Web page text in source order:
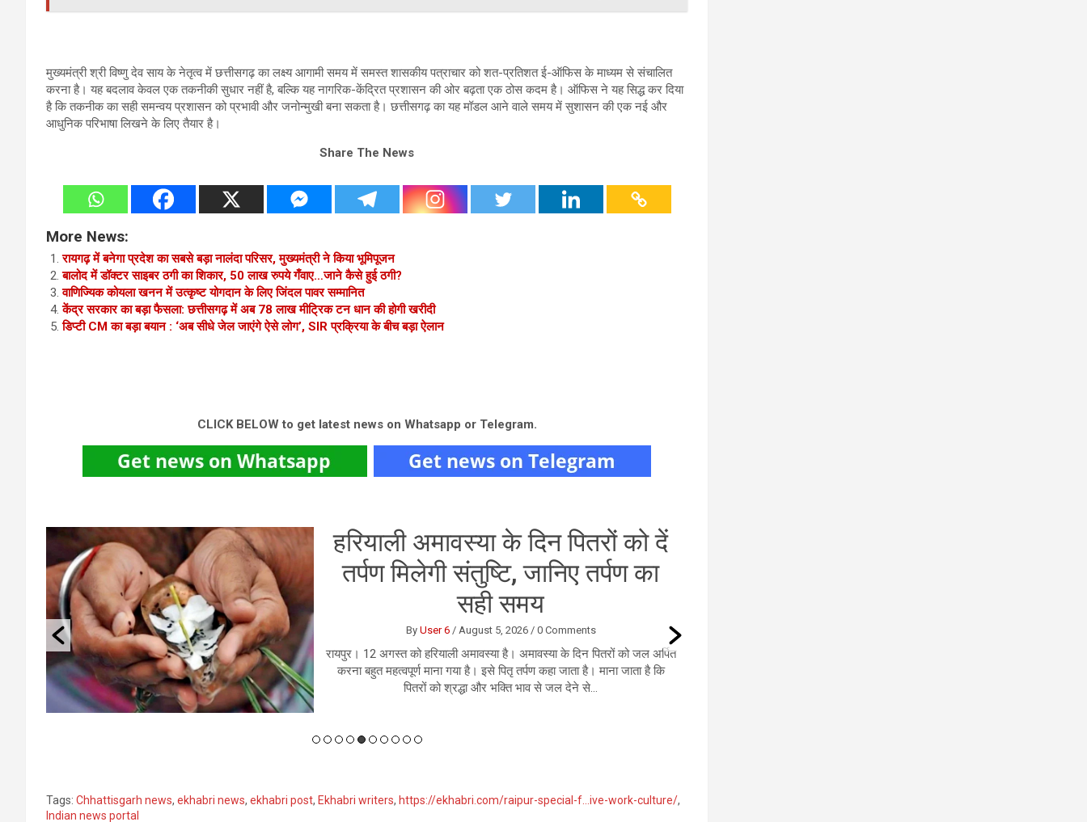
मुख्यमंत्री श्री विष्णु देव साय के नेतृत्व में छत्तीसगढ़ का लक्ष्य आगामी समय में समस्त शासकीय पत्राचार को शत-प्रतिशत ई-ऑफिस के माध्यम से संचालित
करना है। यह बदलाव केवल एक तकनीकी सुधार नहीं है, बल्कि यह नागरिक-केंद्रित प्रशासन की ओर बढ़ता एक ठोस कदम है। ऑफिस ने यह सिद्ध कर दिया
है कि तकनीक का सही समन्वय प्रशासन को प्रभावी और जनोन्मुखी बना सकता है। छत्तीसगढ़ का यह मॉडल आने वाले समय में सुशासन की एक नई और
आधुनिक परिभाषा लिखने के लिए तैयार है।
Share The News
More News:
रायगढ़ में बनेगा प्रदेश का सबसे बड़ा नालंदा परिसर, मुख्यमंत्री ने किया भूमिपूजन
बालोद में डॉक्टर साइबर ठगी का शिकार, 50 लाख रुपये गँवाए…जाने कैसे हुई ठगी?
वाणिज्यिक कोयला खनन में उत्कृष्ट योगदान के लिए जिंदल पावर सम्मानित
केंद्र सरकार का बड़ा फैसला: छत्तीसगढ़ में अब 78 लाख मीट्रिक टन धान की होगी खरीदी
डिप्टी CM का बड़ा बयान : ‘अब सीधे जेल जाएंगे ऐसे लोग’, SIR प्रक्रिया के बीच बड़ा ऐलान
CLICK BELOW to get latest news on Whatsapp or Telegram.
हरियाली अमावस्या के दिन पितरों को दें
तर्पण मिलेगी संतुष्टि, जानिए तर्पण का
सही समय
By User 6/ August 5, 2026/ 0 Comments
रायपुर। 12 अगस्‍त को हरियाली अमावस्‍या है। अमावस्‍या के दिन पितरों को जल अर्पित
करना बहुत महत्वपूर्ण माना गया है। इसे पितृ तर्पण कहा जाता है। माना जाता है कि
पितरों को श्रद्धा और भक्ति भाव से जल देने से...
Tags: Chhattisgarh news, ekhabri news, ekhabri post, Ekhabri writers, https://ekhabri.com/raipur-special-f…ive-work-culture/,
Indian news portal